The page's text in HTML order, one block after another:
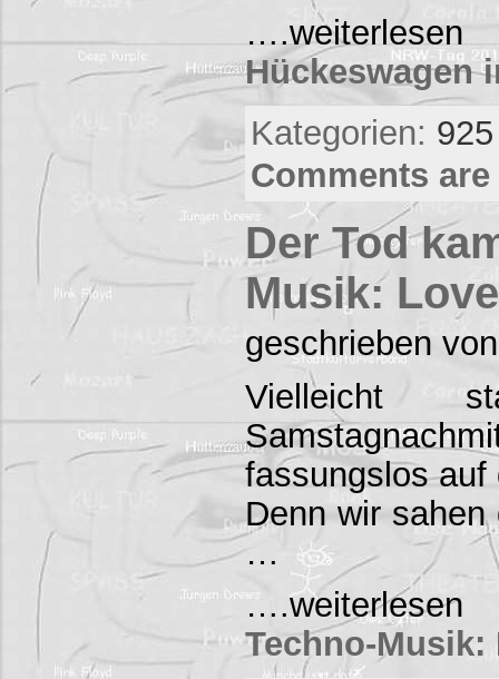
Hückeswagen
Kategorien:
Comments
Der Tod
Musik:
geschrieben
Vielleicht
fassungslos auf
Denn wir
…
….weiterlesen
Techno-Musik: